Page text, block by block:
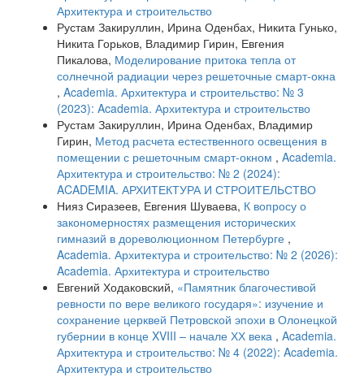
Архитектура и строительство
Рустам Закируллин, Ирина Оденбах, Никита Гунько,
Никита Горьков, Владимир Гирин, Евгения
Пикалова, Моделирование притока тепла от
солнечной радиации через решеточные смарт-окна
, Academia. Архитектура и строительство: № 3
(2023): Academia. Архитектура и строительство
Рустам Закируллин, Ирина Оденбах, Владимир
Гирин, Метод расчета естественного освещения в
помещении с решеточным смарт-окном , Academia.
Архитектура и строительство: № 2 (2024):
ACADEMIA. АРХИТЕКТУРА И СТРОИТЕЛЬСТВО
Нияз Сиразеев, Евгения Шуваева, К вопросу о
закономерностях размещения исторических
гимназий в дореволюционном Петербурге ,
Academia. Архитектура и строительство: № 2 (2026):
Academia. Архитектура и строительство
Евгений Ходаковский, «Памятник благочестивой
ревности по вере великого государя»: изучение и
сохранение церквей Петровской эпохи в Олонецкой
губернии в конце XVIII – начале ХХ века , Academia.
Архитектура и строительство: № 4 (2022): Academia.
Архитектура и строительство